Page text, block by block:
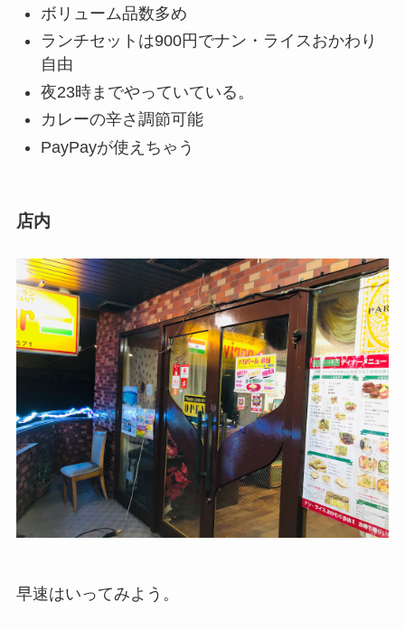
ボリューム品数多め
ランチセットは900円でナン・ライスおかわり
自由
夜23時までやっていている。
カレーの辛さ調節可能
PayPayが使えちゃう
店内
早速はいってみよう。